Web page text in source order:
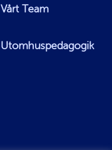
Vårt Team
Utomhuspedagogik